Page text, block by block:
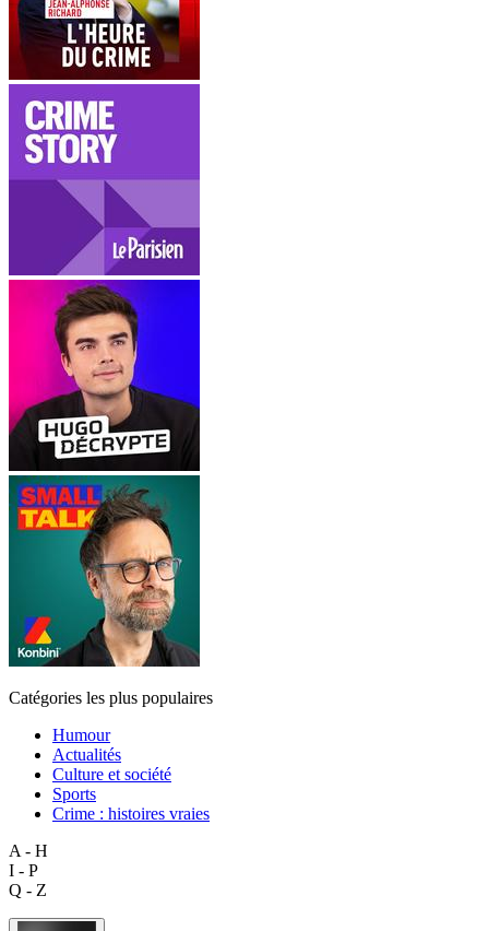
Catégories les plus populaires
Humour
Actualités
Culture et société
Sports
Crime : histoires vraies
A - H
I - P
Q - Z